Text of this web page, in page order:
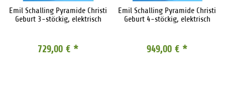
Emil Schalling Pyramide Christi
Geburt 3-stöckig, elektrisch
729,00 € *
Emil Schalling Pyramide Christi
Geburt 4-stöckig, elektrisch
949,00 € *